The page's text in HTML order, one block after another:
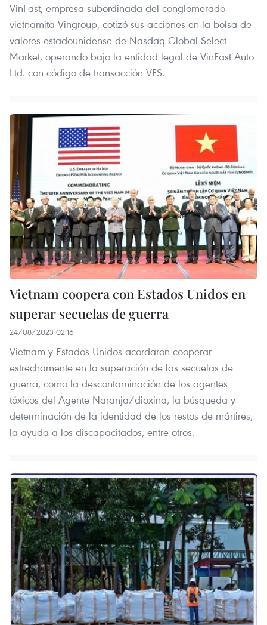
VinFast, empresa subordinada del conglomerado
vietnamita Vingroup, cotizó sus acciones en la bolsa de
valores estadounidense de Nasdaq Global Select
Market, operando bajo la entidad legal de VinFast Auto
Ltd. con código de transacción VFS.
Vietnam coopera con Estados Unidos en
superar secuelas de guerra
24/08/2023 02:16
Vietnam y Estados Unidos acordaron cooperar
estrechamente en la superación de las secuelas de
guerra, como la descontaminación de los agentes
tóxicos del Agente Naranja/dioxina, la búsqueda y
determinación de la identidad de los restos de mártires,
la ayuda a los discapacitados, entre otros.